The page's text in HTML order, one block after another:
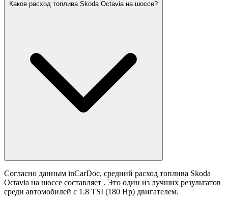
Каков расход топлива Skoda Octavia на шоссе?
Согласно данным inCarDoc, средний расход топлива Skoda
Octavia на шоссе составляет . Это один из лучших результатов
среди автомобилей с 1.8 TSI (180 Hp) двигателем.